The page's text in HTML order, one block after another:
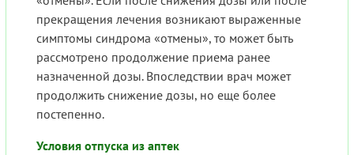
прекращения лечения возникают выраженные
симптомы синдрома «отмены», то может быть
рассмотрено продолжение приема ранее
назначенной дозы. Впоследствии врач может
продолжить снижение дозы, но еще более
постепенно.
Условия отпуска из аптек